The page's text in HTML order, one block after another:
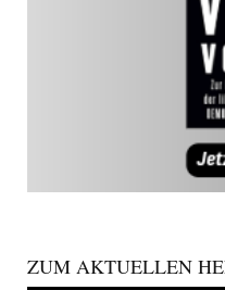
ZUM AKTUELLEN